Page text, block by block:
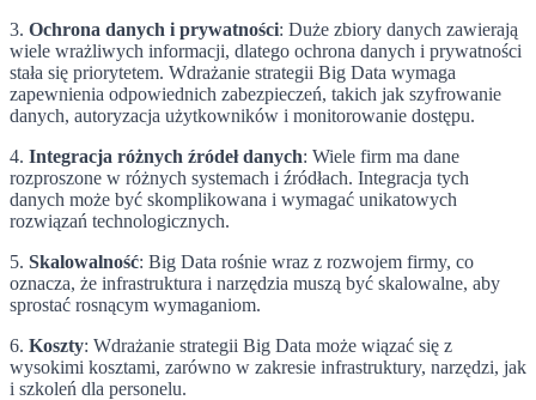
3. Ochrona danych i prywatności: Duże zbiory danych zawierają
wiele wrażliwych informacji, dlatego ochrona danych i prywatności
stała się priorytetem. Wdrażanie strategii Big Data wymaga
zapewnienia odpowiednich zabezpieczeń, takich jak szyfrowanie
danych, autoryzacja użytkowników i monitorowanie dostępu.
4. Integracja różnych źródeł danych: Wiele firm ma dane
rozproszone w różnych systemach i źródłach. Integracja tych
danych może być skomplikowana i wymagać unikatowych
rozwiązań technologicznych.
5. Skalowalność: Big Data rośnie wraz z rozwojem firmy, co
oznacza, że infrastruktura i narzędzia muszą być skalowalne, aby
sprostać rosnącym wymaganiom.
6. Koszty: Wdrażanie strategii Big Data może wiązać się z
wysokimi kosztami, zarówno w zakresie infrastruktury, narzędzi, jak
i szkoleń dla personelu.